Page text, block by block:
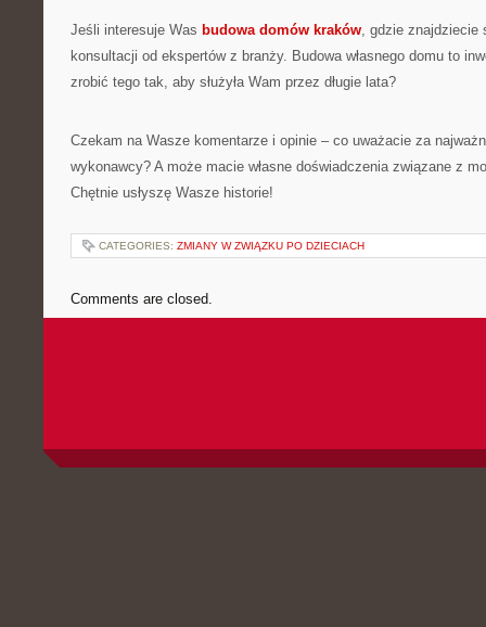
Jeśli interesuje Was budowa domów kraków, gdzie znajdziecie
konsultacji od ekspertów z branży. Budowa własnego domu to
zrobić tego tak, aby służyła Wam przez długie lata?
Czekam na Wasze komentarze i opinie – co uważacie za
wykonawcy? A może macie własne doświadczenia związane z
Chętnie usłyszę Wasze historie!
CATEGORIES: ZMIANY W ZWIĄZKU PO DZIECIACH
Comments are closed.